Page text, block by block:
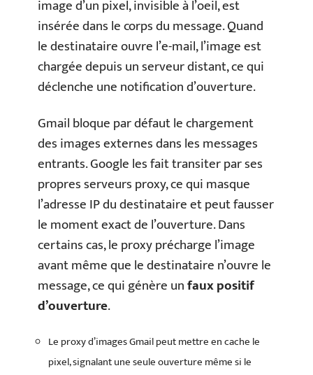
image d’un pixel, invisible à l’oeil, est
insérée dans le corps du message. Quand
le destinataire ouvre l’e-mail, l’image est
chargée depuis un serveur distant, ce qui
déclenche une notification d’ouverture.
Gmail bloque par défaut le chargement
des images externes dans les messages
entrants. Google les fait transiter par ses
propres serveurs proxy, ce qui masque
l’adresse IP du destinataire et peut fausser
le moment exact de l’ouverture. Dans
certains cas, le proxy précharge l’image
avant même que le destinataire n’ouvre le
message, ce qui génère unfaux positif
d’ouverture.
Le proxy d’images Gmail peut mettre en cache le
pixel, signalant une seule ouverture même si le